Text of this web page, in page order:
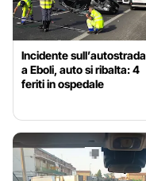
Incidente
a Eboli, auto si ribalta: 4
feriti in ospedale